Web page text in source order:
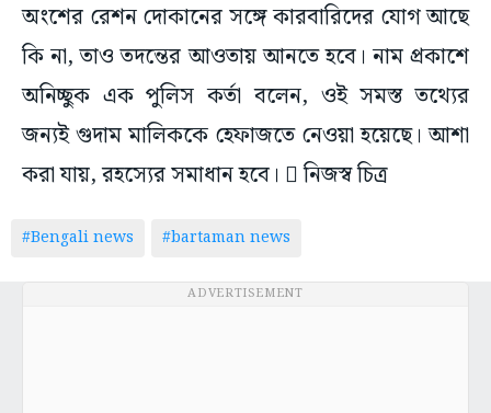
অংশের রেশন দোকানের সঙ্গে কারবারিদের যোগ আছে
কি না, তাও তদন্তের আওতায় আনতে হবে। নাম প্রকাশে
অনিচ্ছুক এক পুলিস কর্তা বলেন, ওই সমস্ত তথ্যের
জন্যই গুদাম মালিককে হেফাজতে নেওয়া হয়েছে। আশা
করা যায়, রহস্যের সমাধান হবে।  নিজস্ব চিত্র
#Bengali news #bartaman news
ADVERTISEMENT